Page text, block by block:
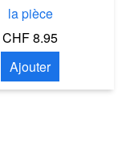
la pièce
CHF 8.95
Ajouter